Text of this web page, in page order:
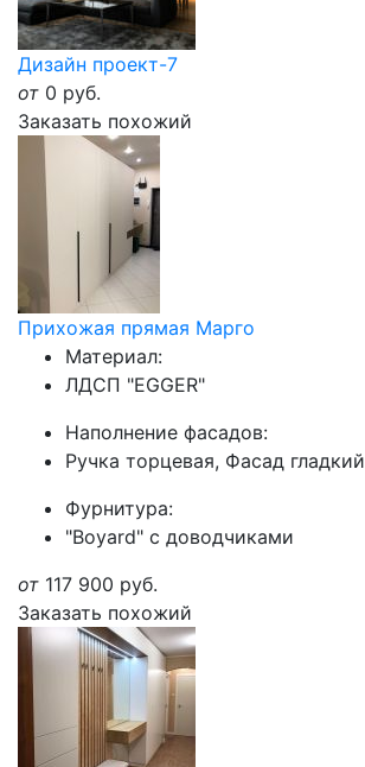
Дизайн проект-7
от 0 руб.
Заказать похожий
Прихожая прямая Марго
Материал:
ЛДСП "EGGER"
Наполнение фасадов:
Ручка торцевая, Фасад гладкий
Фурнитура:
"Boyard" с доводчиками
от 117 900 руб.
Заказать похожий